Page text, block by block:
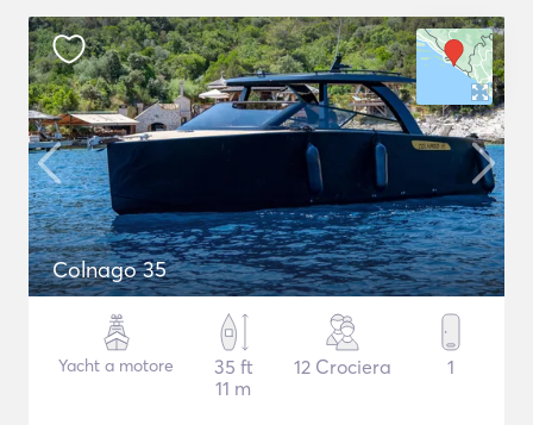
Colnago 35
Yacht a motore
35 ft
11 m
12 Crociera 1